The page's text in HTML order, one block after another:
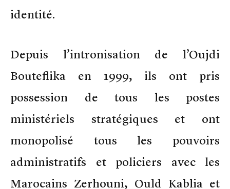
identité.
Depuis l’intronisation de l’Oujdi
Bouteflika en 1999, ils ont pris
possession de tous les postes
ministériels stratégiques et ont
monopolisé tous les pouvoirs
administratifs et policiers avec les
Marocains Zerhouni, Ould Kablia et